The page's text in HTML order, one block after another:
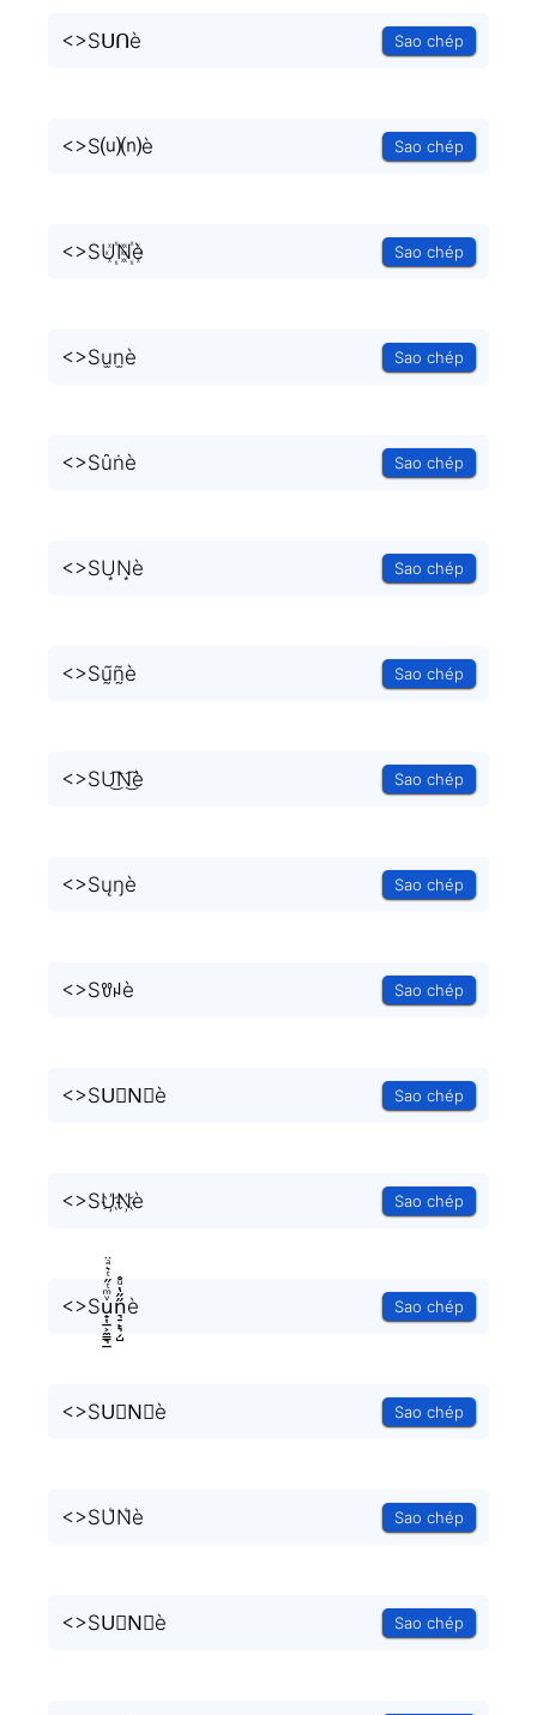
<>Sᑌᑎè Sao chép
<>S⒰⒩è Sao chép
<>SU꙰N꙰è Sao chép
<>Su̫n̫è Sao chép
<>Sȗṅè Sao chép
<>SU͙N͙è Sao chép
<>Sṵ̃ñ̰è Sao chép
<>SU͜͡N͜͡è Sao chép
<>Sųŋè Sao chép
<>Sꀎꈤè Sao chép
<>SU⃟N⃟è Sao chép
<>SU҉N҉è Sao chép
<>Su̟͎̲͕̼̳͉̲ͮͫͭ̋ͭ͛ͣ̈n͉̠̙͉̗̺̋̋̔ͧ̊è Sao chép
<>SU⃗N⃗è Sao chép
<>SU͛N͛è Sao chép
<>SU⃒N⃒è Sao chép